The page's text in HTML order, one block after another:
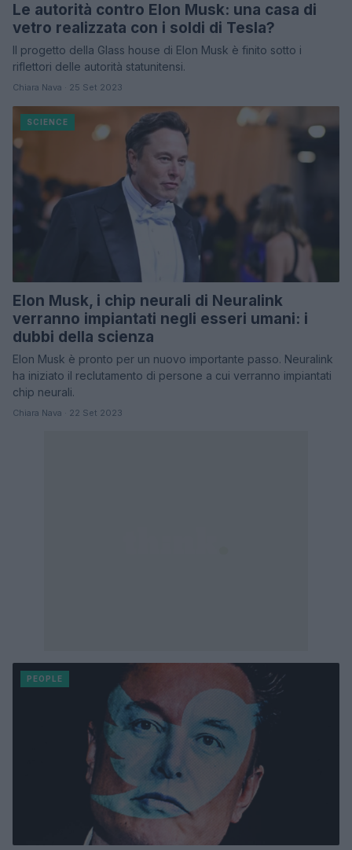
Le autorità contro Elon Musk: una casa di
vetro realizzata con i soldi di Tesla?
Il progetto della Glass house di Elon Musk è finito sotto i
riflettori delle autorità statunitensi.
Chiara Nava · 25 Set 2023
SCIENCE
Elon Musk, i chip neurali di Neuralink
verranno impiantati negli esseri umani: i
dubbi della scienza
Elon Musk è pronto per un nuovo importante passo. Neuralink
ha iniziato il reclutamento di persone a cui verranno impiantati
chip neurali.
Chiara Nava · 22 Set 2023
PEOPLE